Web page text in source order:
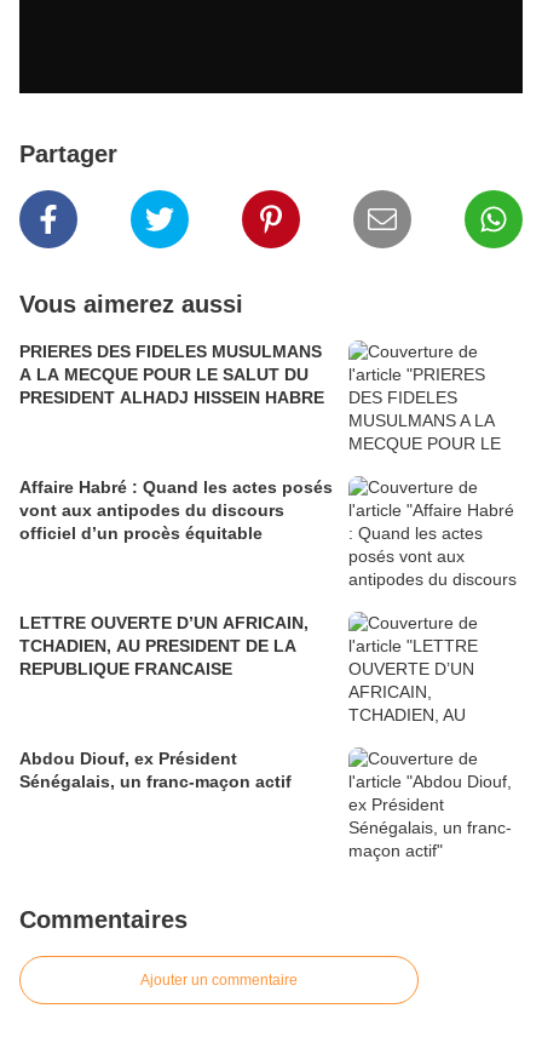
Partager
Vous aimerez aussi
PRIERES DES FIDELES MUSULMANS
A LA MECQUE POUR LE SALUT DU
PRESIDENT ALHADJ HISSEIN HABRE
Affaire Habré : Quand les actes posés
vont aux antipodes du discours
officiel d’un procès équitable
LETTRE OUVERTE D’UN AFRICAIN,
TCHADIEN, AU PRESIDENT DE LA
REPUBLIQUE FRANCAISE
Abdou Diouf, ex Président
Sénégalais, un franc-maçon actif
Commentaires
Ajouter un commentaire